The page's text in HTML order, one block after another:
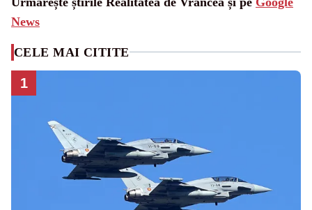
News
CELE MAI CITITE
1